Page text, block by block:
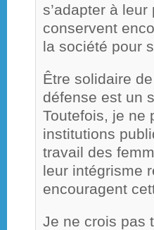
s’adapter à
conservent
la société pour
Être solidaire
défense est un
Toutefois, je ne
institutions
travail des
leur intégrisme
encouragent
Je ne crois pas